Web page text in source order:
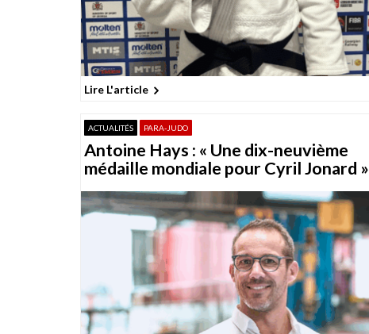
Lire L'article
ACTUALITÉS PARA-JUDO
Antoine Hays : « Une dix-neuvième
médaille mondiale pour Cyril Jonard »